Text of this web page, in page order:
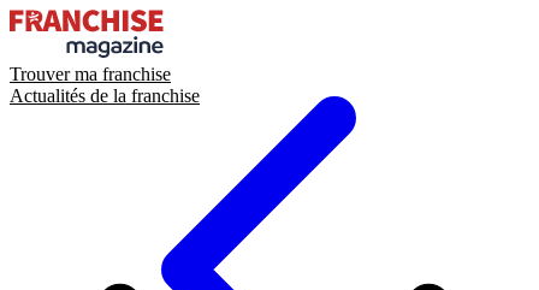
Trouver ma franchise
Actualités de la franchise